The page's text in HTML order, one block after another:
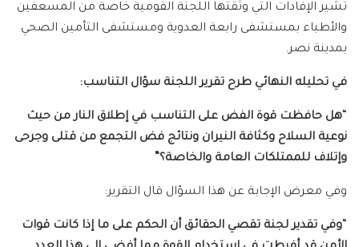
تشير الإفادات التي وثقتها اللجنة القومية خاصة من المسعفين
والأطباء بمستشفى رابعة العدوية ومستشفى التأمين الصحي
بمدينة نصر.
في تحليله النهائي طرح تقرير اللجنة سؤال التناسب:
هل حافظت قوة الفض على التناسب في إطلاق النار من حيث
نوعية السلاح وكثافة النيران ونتائج فض التجمع من قتلى وجرحى
وإتلاف للممتلكات العامة والخاصة؟
وفي معرض الإجابة عن هذا السؤال قال التقرير:
وفي تقدير لجنة تقصي الحقائق أن الحكم على ما إذا كانت قوات